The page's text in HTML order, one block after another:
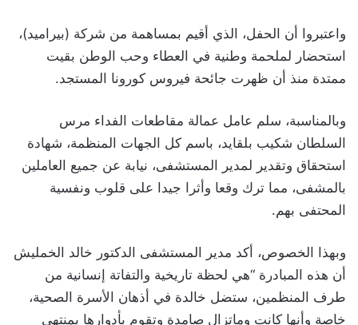
واعتبروا أن الحفل، الذي أقيم بمساهمة من شركة (بيراميد)،
استحضار لملحمة وطنية في العطاء وحب الوطن بقيت
ممتدة منذ أن ظهرت جائحة فيروس كورونا المستجد.
وبالمناسبة، سلم عامل عمالة مقاطعات الفداء مرس
السلطان شكيب بلقايد، باسم كل الجهات المنظمة، شهادة
استحقاق وتقدير لمدير المستشفى، نيابة عن جميع العاملين
بالمشفى، مما ترك وقعا وأثرا جيدا على قلوب ونفسية
المحتفى بهم.
وبهذا الخصوص، أكد مدير المستشفى الدكتور خالد الخمليش
أن هذه المبادرة “هي لحظة تاريخية والتفاتة إنسانية من
طرف المنظمين، ستضل خالدة في أذهان الأسرة الصحية،
خاصة وأنها كانت وماتزال صامدة وتقوم بأدوارها بمنتهى